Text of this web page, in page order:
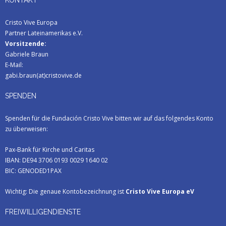
Cristo Vive Europa
Partner Lateinamerikas e.V.
Vorsitzende:
Gabriele Braun
E-Mail:
gabi.braun(at)cristovive.de
SPENDEN
Spenden für die Fundación Cristo Vive bitten wir auf das folgendes Konto
zu überweisen:
Pax-Bank für Kirche und Caritas
IBAN: DE94 3706 0193 0029 1640 02
BIC: GENODED1PAX
Wichtig: Die genaue Kontobezeichnung ist Cristo Vive Europa eV
FREIWILLIGENDIENSTE